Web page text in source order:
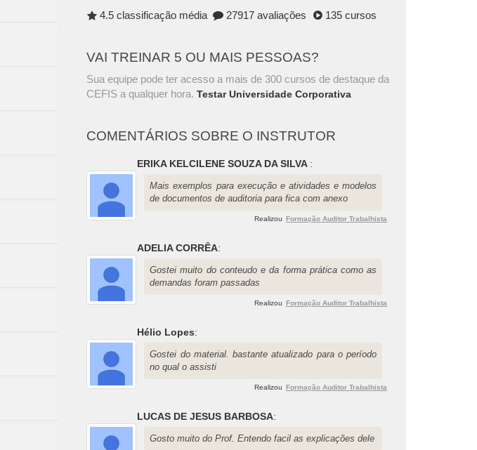
4.5 classificação média
27917 avaliações 135 cursos
VAI TREINAR 5 OU MAIS PESSOAS?
Sua equipe pode ter acesso a mais de 300 cursos de destaque da
CEFIS a qualquer hora.Testar Universidade Corporativa
COMENTÁRIOS SOBRE O INSTRUTOR
ERIKA KELCILENE SOUZA DA SILVA :
Mais exemplos para execução e atividades e modelos
de documentos de auditoria para fica com anexo
Realizou Formação Auditor Trabalhista
ADELIA CORRÊA:
Gostei muito do conteudo e da forma prática como as
demandas foram passadas
Realizou Formação Auditor Trabalhista
Hélio Lopes:
Gostei do material. bastante atualizado para o período
no qual o assisti
Realizou Formação Auditor Trabalhista
LUCAS DE JESUS BARBOSA:
Gosto muito do Prof. Entendo facil as explicações dele